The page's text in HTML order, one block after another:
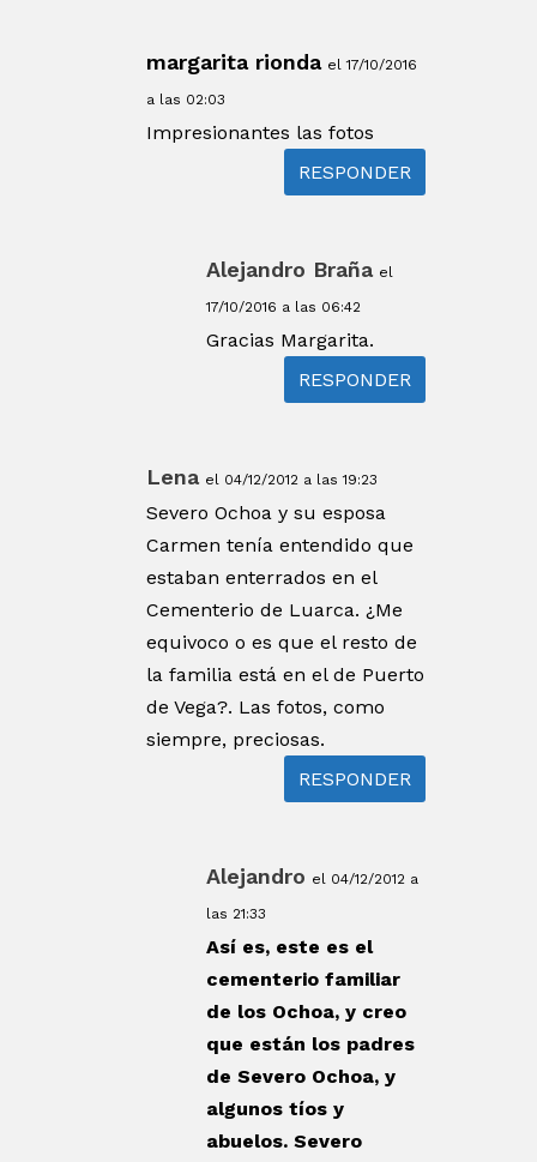
margarita rionda el 17/10/2016
a las 02:03
Impresionantes las fotos
RESPONDER
Alejandro Braña el
17/10/2016 a las 06:42
Gracias Margarita.
RESPONDER
Lena el 04/12/2012 a las 19:23
Severo Ochoa y su esposa
Carmen tenía entendido que
estaban enterrados en el
Cementerio de Luarca. ¿Me
equivoco o es que el resto de
la familia está en el de Puerto
de Vega?. Las fotos, como
siempre, preciosas.
RESPONDER
Alejandro el 04/12/2012 a
las 21:33
Así es, este es el
cementerio familiar
de los Ochoa, y creo
que están los padres
de Severo Ochoa, y
algunos tíos y
abuelos. Severo